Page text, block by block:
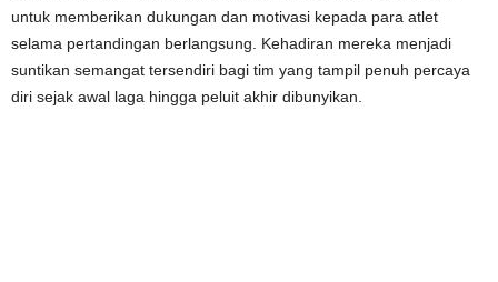
untuk memberikan dukungan dan motivasi kepada para atlet
selama pertandingan berlangsung. Kehadiran mereka menjadi
suntikan semangat tersendiri bagi tim yang tampil penuh percaya
diri sejak awal laga hingga peluit akhir dibunyikan.